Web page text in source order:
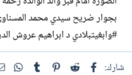
بجوار ضريح سيدي محمد
#وابغيتبلادي د ابراهيم عروش
شارك: فيسبوك Reddit
Pinterest
Tumblr